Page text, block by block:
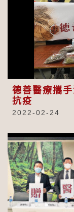
德善醫療攜
抗疫
2022-02-24